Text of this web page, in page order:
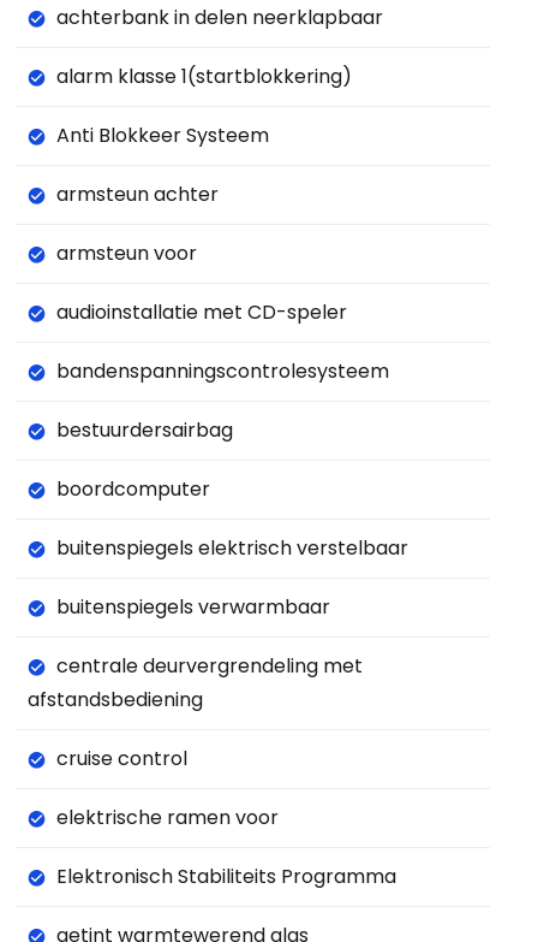
achterbank in delen neerklapbaar
alarm klasse 1(startblokkering)
Anti Blokkeer Systeem
armsteun achter
armsteun voor
audioinstallatie met CD-speler
bandenspanningscontrolesysteem
bestuurdersairbag
boordcomputer
buitenspiegels elektrisch verstelbaar
buitenspiegels verwarmbaar
centrale deurvergrendeling met
afstandsbediening
cruise control
elektrische ramen voor
Elektronisch Stabiliteits Programma
getint warmtewerend glas